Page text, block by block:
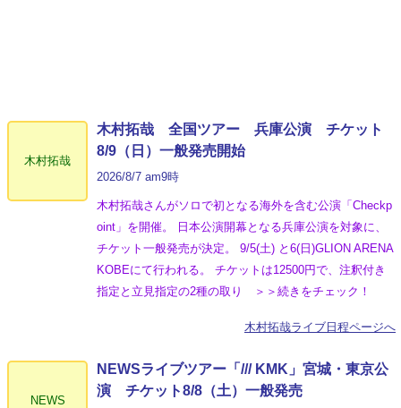
木村拓哉
木村拓哉 全国ツアー 兵庫公演 チケット
8/9（日）一般発売開始
2026/8/7 am9時
木村拓哉さんがソロで初となる海外を含む公演「Checkp
oint」を開催。 日本公演開幕となる兵庫公演を対象に、
チケット一般発売が決定。 9/5(土) と6(日)GLION ARENA
KOBEにて行われる。 チケットは12500円で、注釈付き
指定と立見指定の2種の取り ＞＞続きをチェック！
木村拓哉ライブ日程ページへ
NEWS
NEWSライブツアー「/// KMK」宮城・東京公
演 チケット8/8（土）一般発売